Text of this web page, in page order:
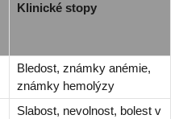
Klinické stopy
Bledost, známky anémie,
známky hemolýzy
Slabost, nevolnost, bolest v